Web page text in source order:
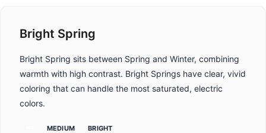
Bright Spring
Bright Spring sits between Spring and Winter, combining
warmth with high contrast. Bright Springs have clear, vivid
coloring that can handle the most saturated, electric
colors.
MEDIUM BRIGHT